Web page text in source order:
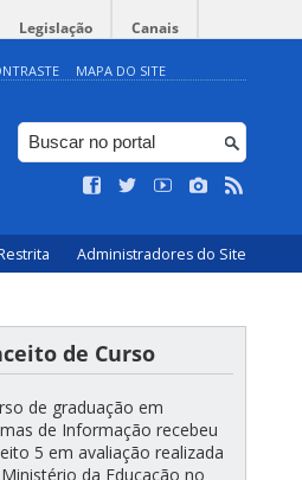
Legislação Canais
MAPA DO SITE
Administradores do Site
de Curso
de graduação em
de Informação recebeu
5 em avaliação realizada
da Educação no